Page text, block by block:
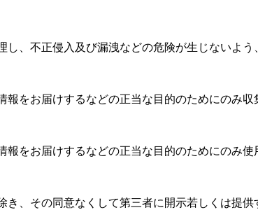
、不正侵入及び漏洩などの危険が生じないよう
をお届けするなどの正当な目的のためにのみ収
をお届けするなどの正当な目的のためにのみ使
、その同意なくして第三者に開示若しくは提